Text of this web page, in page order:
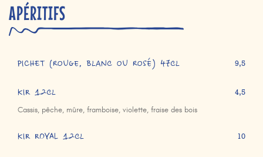
APÉRITIFS
PICHET (rouge, blanc ou rosé) 47cl 9,5
KIR 12cl
Cassis, pêche, mûre, framboise, violette, fraise des bois
4,5
KIR ROYAL 12cl 10